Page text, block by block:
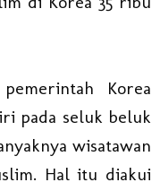
Korea
pada seluk beluk
wisatawan
Hal itu diakui